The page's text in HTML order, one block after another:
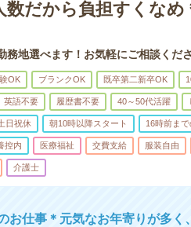
数だから負担すくな
地選べます！お気軽にご相談くだ
OK ブランクOK 既卒第二新卒OK
英語不要 履歴書不要 40～50代活躍
日祝休 朝10時以降スタート 16時前ま
控内 医療福祉 交費支給 服装自由
介護士
お仕事＊元気なお年寄りが多く